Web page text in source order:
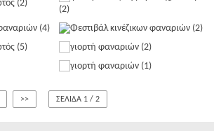
>> ΣΕΛΊΔΑ 1 / 2